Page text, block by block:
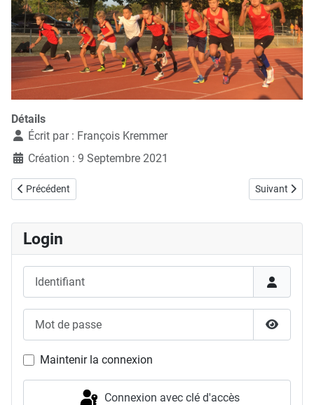
Détails
Écrit par : François Kremmer
Création : 9 Septembre 2021
Article précédent : 18.09.2021, Céline Schmohl victorieuse de la
Précédent Article
Suivant
Login
Afficher
Maintenir la connexion
Connexion avec clé d'accès